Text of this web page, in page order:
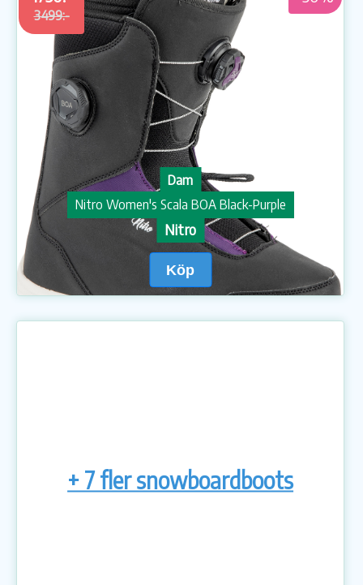
3499:-
Dam
Nitro Women's Scala BOA Black-Purple
Nitro
Köp
+ 7 fler snowboardboots